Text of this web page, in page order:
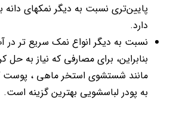
پایین‌تری نسبت به دیگر نمکهای
دارد.
نسبت به دیگر انواع نمک سریع تر
بنابراین، برای مصارفی که نیاز به
مانند شستشوی استخر ماهی ، پوست
به پودر لباسشویی بهترین گزینه است.